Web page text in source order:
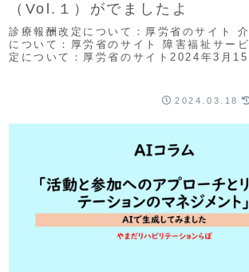
（Vol.１）がでましたよ
診療報酬改定について：厚労省のサイト
について：厚労省のサイト 障害福祉サー
定について：厚労省のサイト2024年3月15
2024.03.18